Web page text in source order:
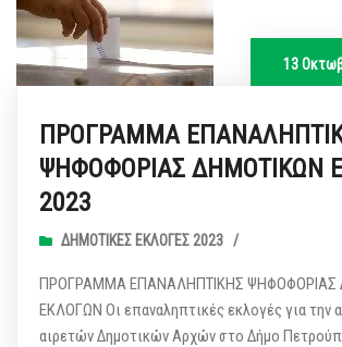
13
ΠΡΟΓΡΑΜΜΑ
ΨΗΦΟΦΟΡΙΑΣ ΔΗΜΟΤΙΚΩΝ
2023
ΔΗΜΟΤΙΚΈΣ ΕΚΛΟΓΈΣ 2023 /
ΠΡΟΓΡΑΜΜΑ ΕΠΑΝΑΛΗΠΤΙΚΗΣ ΨΗΦΟΦΟΡΙΑΣ
ΕΚΛΟΓΩΝ Οι επαναληπτικές εκλογές για την
αιρετών Δημοτικών Αρχών στο Δήμο